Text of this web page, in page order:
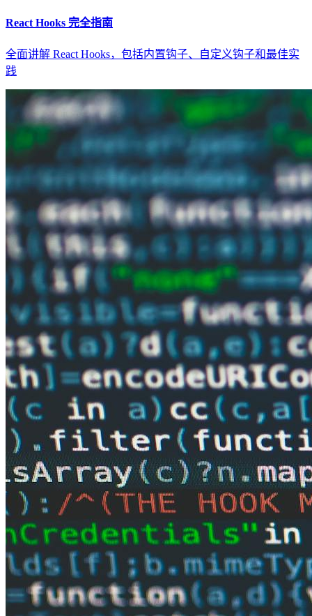
React Hooks 完全指南
全面讲解 React Hooks，包括内置钩子、自定义钩子和最佳实
践